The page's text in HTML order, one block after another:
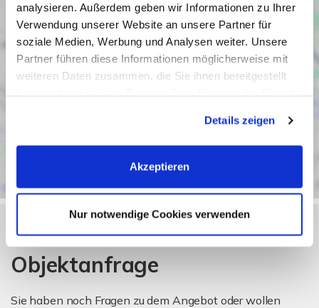
analysieren. Außerdem geben wir Informationen zu Ihrer
Verwendung unserer Website an unsere Partner für
soziale Medien, Werbung und Analysen weiter. Unsere
Partner führen diese Informationen möglicherweise mit
weiteren Daten zusammen, die Sie ihnen bereitgestellt
Cookies, wenn Sie unsere Webseite weiterhin nutzen.
Details zeigen
Akzeptieren
Nur notwendige Cookies verwenden
Objektanfrage
Sie haben noch Fragen zu dem Angebot oder wollen